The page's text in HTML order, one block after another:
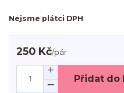
Nejsme plátci DPH
250 Kč/pár
Přidat do